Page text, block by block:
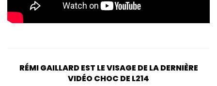
RÉMI GAILLARD EST LE VISAGE DE LA DERNIÈRE
VIDÉO CHOC DE L214